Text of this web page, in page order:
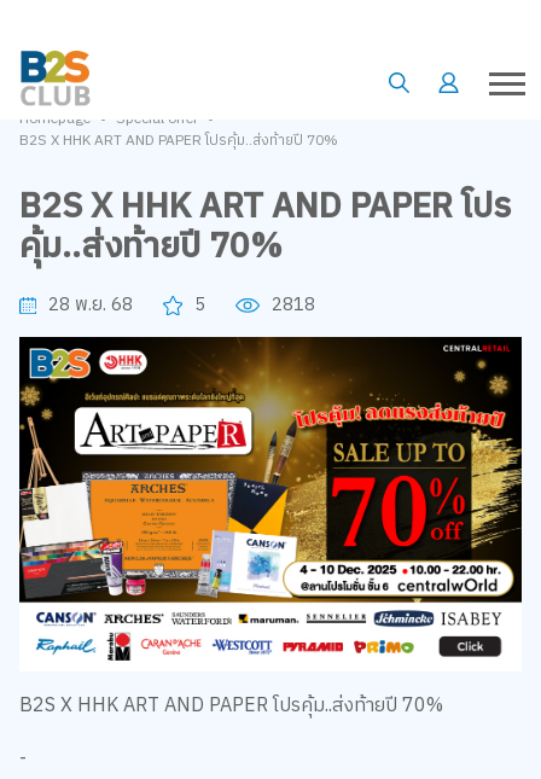
Homepage • Special offer •
B2S X HHK ART AND PAPER โปรคุ้ม..ส่งท้ายปี 70%
B2S X HHK ART AND PAPER โปร
คุ้ม..ส่งท้ายปี 70%
28 พ.ย. 68 5 2818
B2S X HHK ART AND PAPER โปรคุ้ม..ส่งท้ายปี 70%
-